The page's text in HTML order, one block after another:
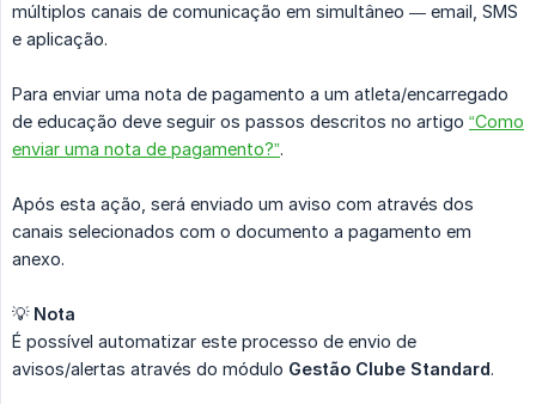
múltiplos canais de comunicação em simultâneo — email, SMS
e aplicação.
Para enviar uma nota de pagamento a um atleta/encarregado
de educação deve seguir os passos descritos no artigo “Como
enviar uma nota de pagamento?”.
Após esta ação, será enviado um aviso com através dos
canais selecionados com o documento a pagamento em
anexo.
💡 Nota
É possível automatizar este processo de envio de
avisos/alertas através do módulo Gestão Clube Standard.